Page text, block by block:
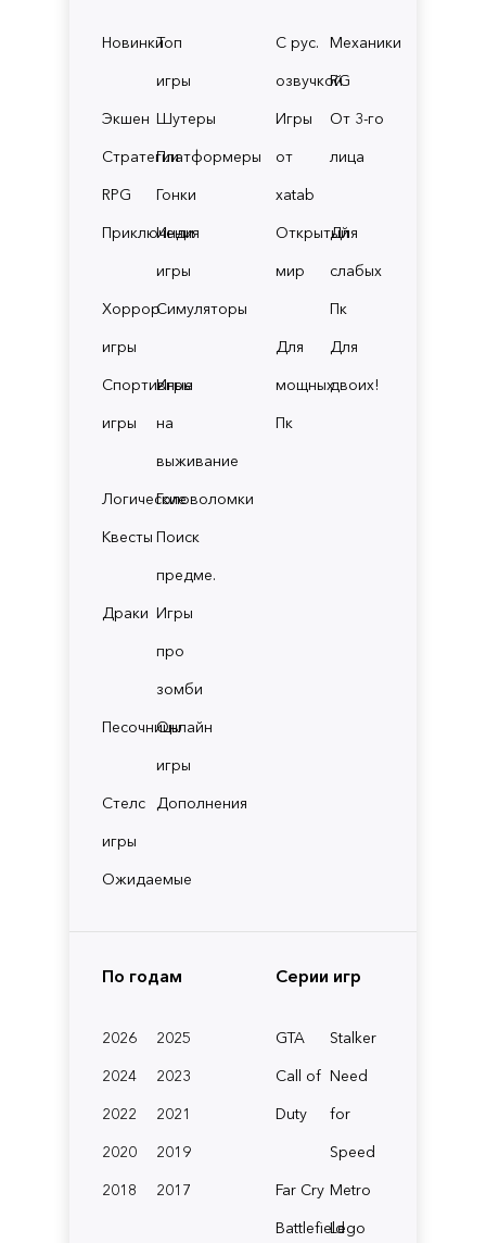
НовинкиТоп
игры
Экшен Шутеры
СтратегииПлатформеры
RPG
Гонки
Приключения
Инди
игры
Хоррор
игры
Симуляторы
Спортивные
игры
Игры
на
выживание
ЛогическиеГоловоломки
Квесты Поиск
предме.
Драки Игры
про
зомби
ПесочницыОнлайн
игры
Стелс
игры
Дополнения
Ожидаемые
С рус.
озвучкой
Механики
RG
Игры
от
xatab
От 3-го
лица
Открытый
мир
Для
слабых
Пк
Для
мощных
Пк
Для
двоих!
По годам
2026
2025
2024
2023
2022
2021
2020
2019
2018
2017
Серии игр
GTA
Stalker
Call of
Duty
Need
for
Speed
Far Cry Metro
BattlefieldLego